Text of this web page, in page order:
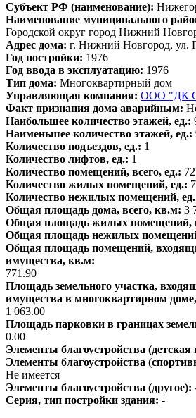
Субъект РФ (наименование):
Наименование муниципального
Городской округ город Нижний
Адрес дома: г. Нижний Новгород, ул.
Год постройки: 1976
Год ввода в эксплуатацию: 1976
Тип дома: Многоквартирный дом
Управляющая компания: ООО "ДК
Факт признания дома аварийным:
Наибольшее количество этажей, ед.:
Наименьшее количество этажей, ед.:
Количество подъездов, ед.: 1
Количество лифтов, ед.: 1
Количество помещений, всего, ед.: 72
Количество жилых помещений, ед.:
Количество нежилых помещений,
Общая площадь дома, всего, кв.м: 3
Общая площадь жилых помещений,
Общая площадь нежилых
Общая площадь помещений,
имущества, кв.м:
771.90
Площадь земельного участка,
имущества в многоквартирном
1 063.00
Площадь парковки в границах
0.00
Элементы благоустройства
Элементы благоустройства
Не имеется
Элементы благоустройства (другое):
Серия, тип постройки здания: -